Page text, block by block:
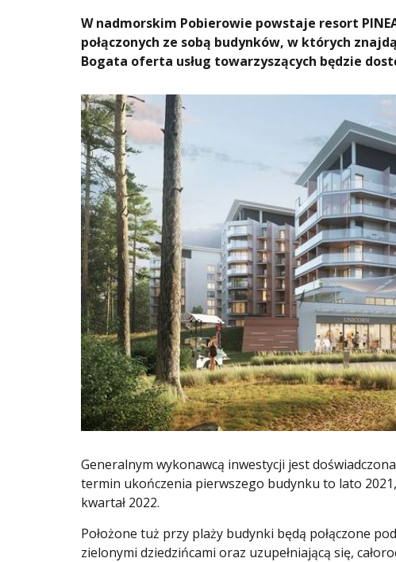
W nadmorskim Pobierowie powstaje resort
połączonych ze sobą budynków, w których
Bogata oferta usług towarzyszących będzie
Generalnym wykonawcą inwestycji jest
termin ukończenia pierwszego budynku to lato
kwartał 2022.
Położone tuż przy plaży budynki będą połączone
zielonymi dziedzińcami oraz uzupełniającą się,